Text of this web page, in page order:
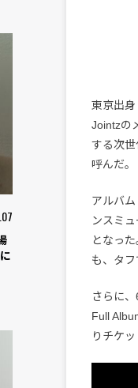
東京出
Jointzの
する次
呼んだ。
アルバ
ンスミ
となっ
も、タ
さらに
Full
りチケ